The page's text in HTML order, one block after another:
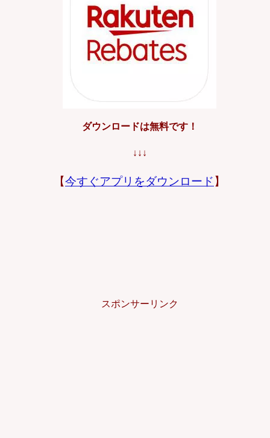
ダウンロードは無料です！
↓↓↓
【今すぐアプリをダウンロード 】
スポンサーリンク